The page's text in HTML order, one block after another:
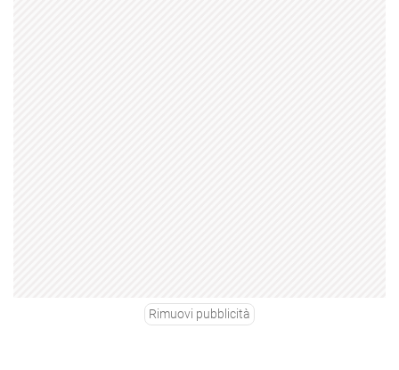
Rimuovi pubblicità